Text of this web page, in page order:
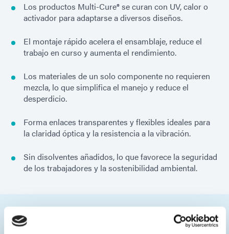
Los productos Multi-Cure® se curan con UV, calor o
activador para adaptarse a diversos diseños.
El montaje rápido acelera el ensamblaje, reduce el
trabajo en curso y aumenta el rendimiento.
Los materiales de un solo componente no requieren
mezcla, lo que simplifica el manejo y reduce el
desperdicio.
Forma enlaces transparentes y flexibles ideales para
la claridad óptica y la resistencia a la vibración.
Sin disolventes añadidos, lo que favorece la seguridad
de los trabajadores y la sostenibilidad ambiental.